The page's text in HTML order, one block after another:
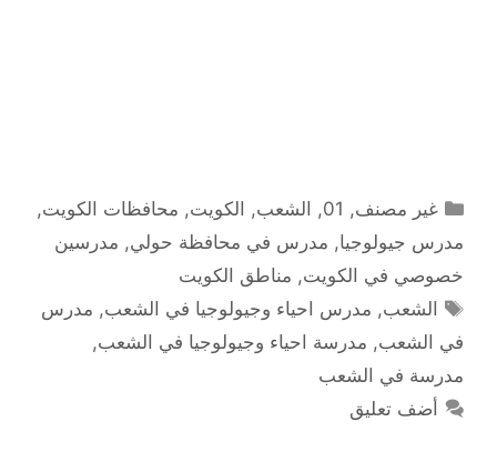
التصنيفات
غير مصنف,
01
, الشعب, الكويت, محافظات الكويت,
مدرس جيولوجيا, مدرس في محافظة حولي, مدرسين
خصوصي في الكويت, مناطق الكويت
الوسوم
الشعب, مدرس احياء وجيولوجيا في الشعب, مدرس
في الشعب, مدرسة احياء وجيولوجيا في الشعب,
مدرسة في الشعب
أضف تعليق